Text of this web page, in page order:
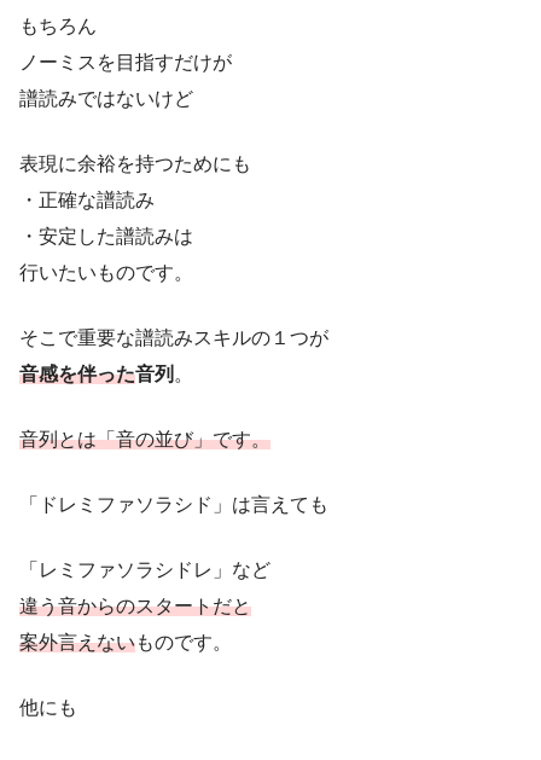
もちろん
ノーミスを目指すだけが
譜読みではないけど
表現に余裕を持つためにも
・正確な譜読み
・安定した譜読みは
行いたいものです。
そこで重要な譜読みスキルの１つが
音感を伴った音列 。
音列とは「音の並び」です。
「ドレミファソラシド」は言えても
「レミファソラシドレ」など
違う音からのスタートだと
案外言えないものです。
他にも